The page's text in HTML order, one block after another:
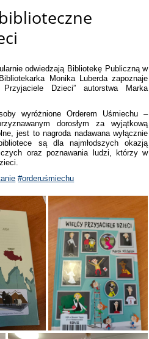
odwiedzają Bibliotekę Publiczną w
Monika Luberda zapoznaje
Dzieci” autorstwa Marka
wyróżnione Orderem Uśmiechu –
dorosłym za wyjątkową
jest to nagroda nadawana wyłącznie
są dla najmłodszych okazją
oraz poznawania ludzi, którzy w
#orderuśmiechu